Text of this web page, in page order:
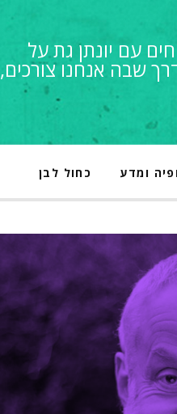
עם יונתן גת על
שבה אנחנו צורכים,
ומדע כחול לבן